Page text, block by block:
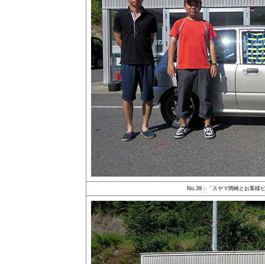
No.39：「スヤマ岡崎とお客様